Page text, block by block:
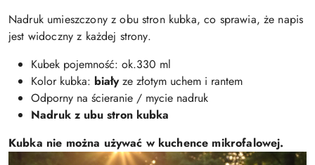
Nadruk umieszczony z obu stron kubka, co sprawia, że napis
jest widoczny z każdej strony.
Kubek pojemność: ok.330 ml
Kolor kubka: białyze złotym uchem i rantem
Odporny na ścieranie / mycie nadruk
Nadruk z ubu stron kubka
Kubka nie można używać w kuchence mikrofalowej.